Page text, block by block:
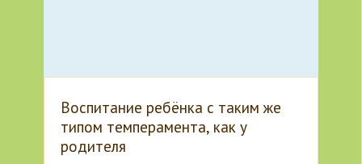
Воспитание ребёнка с таким же
типом темперамента, как у
родителя